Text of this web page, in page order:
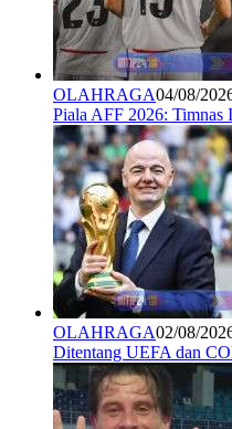
OLAHRAGA04/08/
Piala AFF 2026:
OLAHRAGA02/08/
Ditentang UEFA dan